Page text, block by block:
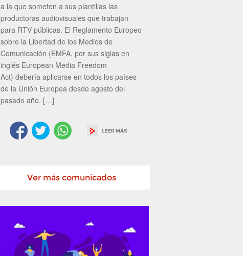
a la que someten a sus plantillas las
productoras audiovisuales que trabajan
para RTV públicas. El Reglamento Europeo
sobre la Libertad de los Medios de
Comunicación (EMFA, por sus siglas en
inglés European Media Freedom
Act) debería aplicarse en todos los países
de la Unión Europea desde agosto del
pasado año. […]
Ver más comunicados